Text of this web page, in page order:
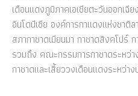
เดือนแดงภูมิภาคเอเชียตะวันออกเฉี
อินโดนีเซีย องค์การกาแดงแห่งชาติ
สภากาชาดเมียนมา กาชาดสิงคโปร์
รวมถึง คณะกรรมการกาชาดระหว่
กาชาดและเสี้ยววงเดือนแดงระหว่าง